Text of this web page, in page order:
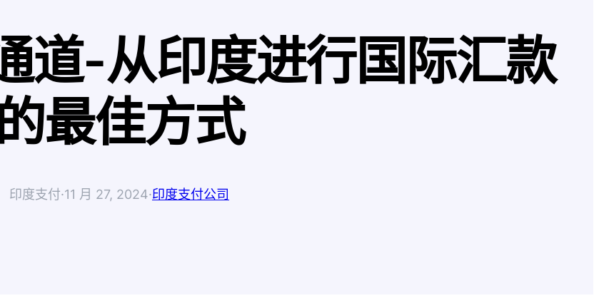
道-从印度进行国际汇款
最佳方式
印度支付·11 月 27, 2024·印度支付公司